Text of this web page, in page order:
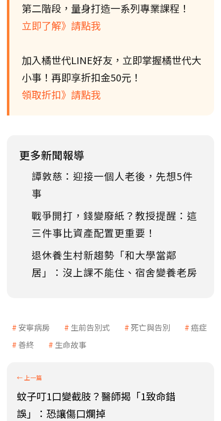
第二階段，量身打造一系列專業課程！
立即了解》請點我
加入橘世代LINE好友，立即掌握橘世代大
小事！再即享折扣金50元！
領取折扣》請點我
更多新聞報導
譚敦慈：迎接一個人老後，先想5件
事
戰爭開打，錢變廢紙？教授提醒：這
三件事比資產配置更重要！
退休養生村新趨勢「和大學當鄰
居」：沒上課不能住、宿舍變養老房
安寧病房 生前告別式 死亡與告別
癌症
善終
生命故事
蚊子叮1口變截肢？醫師揭「1致命錯
誤」：恐讓傷口爛掉